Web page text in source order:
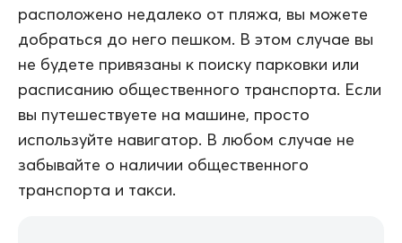
расположено недалеко от пляжа, вы можете
добраться до него пешком. В этом случае вы
не будете привязаны к поиску парковки или
расписанию общественного транспорта. Если
вы путешествуете на машине, просто
используйте навигатор. В любом случае не
забывайте о наличии общественного
транспорта и такси.